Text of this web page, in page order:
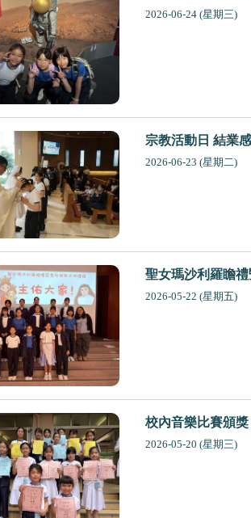
2026-06-24 (星期三)
宗教活動日 結業
2026-06-23 (星期二)
聖女瑪沙利羅瞻
2026-05-22 (星期五)
校內音樂比賽頒獎
2026-05-20 (星期三)